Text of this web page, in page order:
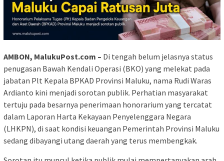
AMBON, MalukuPost.com – Di tengah belum jelasnya status
penugasan Bawah Kendali Operasi (BKO) yang melekat pada
jabatan Plt Kepala BPKAD Provinsi Maluku, nama Rudi Waras
Ardianto kini menjadi sorotan publik. Perhatian masyarakat
tertuju pada besarnya penerimaan honorarium yang tercatat
dalam Laporan Harta Kekayaan Penyelenggara Negara
(LHKPN), di saat kondisi keuangan Pemerintah Provinsi Maluku
sedang dibayangi utang daerah yang terus membengkak.